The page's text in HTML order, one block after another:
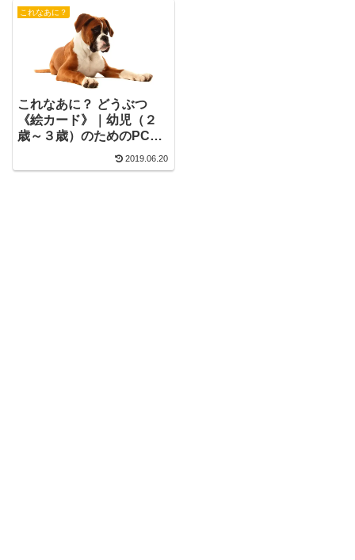
これなあに？
これなあに？ どうぶつ
《絵カード》｜幼児（２
歳～３歳）のためのPC・
2019.06.20